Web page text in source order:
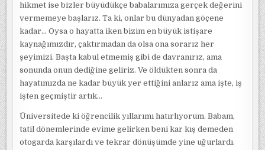
hikmet ise bizler büyüdükçe babalarımıza gerçek değerini
vermemeye başlarız. Ta ki, onlar bu dünyadan göçene
kadar… Oysa o hayatta iken bizim en büyük istişare
kaynağımızdır, çaktırmadan da olsa ona sorarız her
şeyimizi. Başta kabul etmemiş gibi de davranırız, ama
sonunda onun dediğine geliriz. Ve öldükten sonra da
hayatımızda ne kadar büyük yer ettiğini anlarız ama işte, iş
işten geçmiştir artık…
Üniversitede ki öğrencilik yıllarımı hatırlıyorum. Babam,
tatil dönemlerinde evime gelirken beni kar kış demeden
otogarda karşılardı ve tekrar dönüşümde yine uğurlardı.